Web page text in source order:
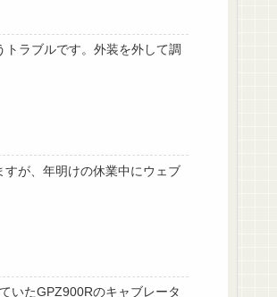
ラブルです。外装を外して調
が、年明けの休業中にウェブ
いたGPZ900Rのキャブレータ